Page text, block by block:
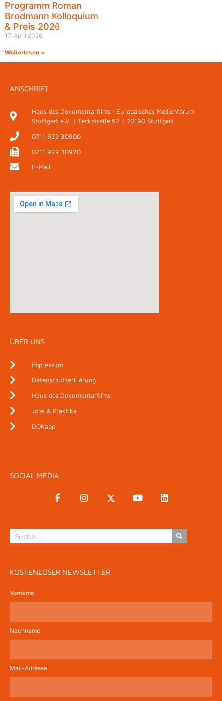
Programm Roman
Brodmann Kolloquium
& Preis 2026
17. April 2026
Weiterlesen »
ANSCHRIFT
Haus des Dokumentarfilms · Europäisches Medienforum
Stuttgart e.V. | Teckstraße 62 | 70190 Stuttgart
0711 929 30900
0711 929 30920
E-Mail
ÜBER UNS
Impressum
Datenschutzerklärung
Haus des Dokumentarfilms
Jobs & Praktika
DOKapp
SOCIAL MEDIA
KOSTENLOSER NEWSLETTER
Vorname
Nachname
Mail-Adresse